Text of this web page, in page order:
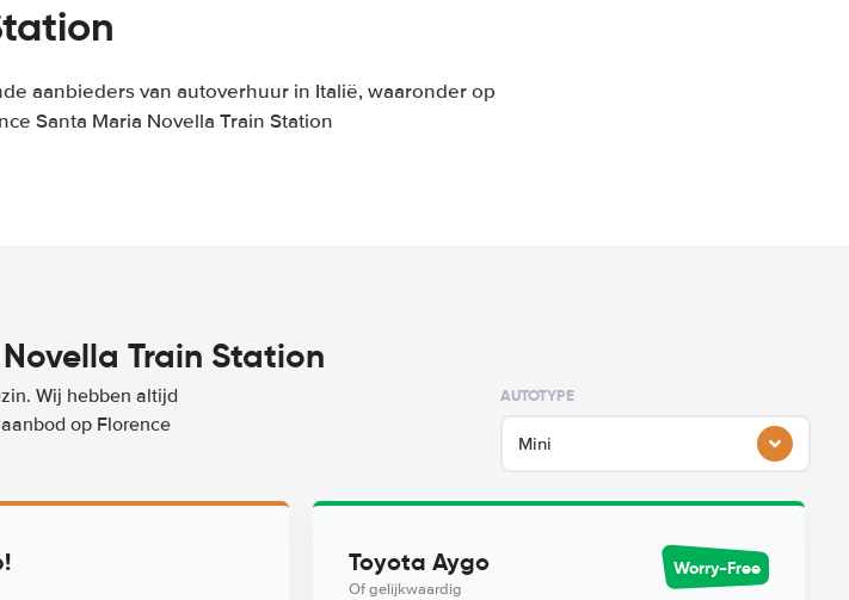
aanbieders van autoverhuur in Italië, waaronder op
Santa Maria Novella Train Station
Train Station
Wij hebben altijd
op Florence
AUTOTYPE
Mini
Toyota Aygo
Of gelijkwaardig
Worry-Free